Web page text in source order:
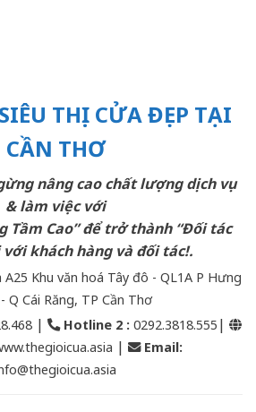
THỊ CỬA ĐẸP TẠI
CẦN THƠ
nâng cao chất lượng dịch vụ
& làm việc với
Tầm Cao” để trở thành “Đối tác
với khách hàng và đối tác!.
A25 Khu văn hoá Tây đô - QL1A P Hưng
Q Cái Răng, TP Cần Thơ
| Hotline 2 : 0292.3818.555 |
| Email: